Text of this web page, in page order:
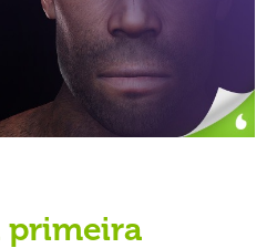
primeira